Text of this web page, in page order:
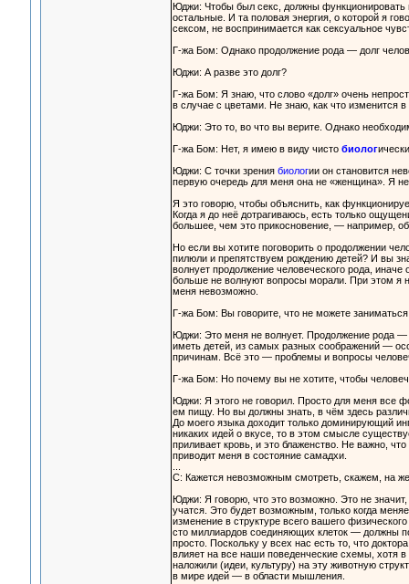
Юджи: Чтобы был секс, должны
остальные. И та половая энергия, о которой я
сексом, не воспринимается как сексуальное
Г-жа Бом: Однако продолжение рода — долг
Юджи: А разве это долг?
Г-жа Бом: Я знаю, что слово «долг» очень
в случае с цветами. Не знаю, как что изменится
Юджи: Это то, во что вы верите. Однако
Г-жа Бом: Нет, я имею в виду чисто биолог
Юджи: С точки зрения биологии он становится
первую очередь для меня она не «женщина». Я
Я это говорю, чтобы объяснить, как
Когда я до неё дотрагиваюсь, есть только
большее, чем это прикосновение, — например,
Но если вы хотите поговорить о продолжении
пилюли и препятствуем рождению детей? И вы
волнует продолжение человеческого рода,
больше не волнуют вопросы морали. При этом я
меня невозможно.
Г-жа Бом: Вы говорите, что не можете
Юджи: Это меня не волнует. Продолжение рода —
иметь детей, из самых разных соображений —
причинам. Всё это — проблемы и вопросы
Г-жа Бом: Но почему вы не хотите, чтобы
Юджи: Я этого не говорил. Просто для меня все
ем пищу. Но вы должны знать, в чём здесь
До моего языка доходит только доминирующий
никаких идей о вкусе, то в этом смысле
приливает кровь, и это блаженство. Не важно,
приводит меня в состояние самадхи.
С: Кажется невозможным смотреть, скажем, на
Юджи: Я говорю, что это возможно. Это не
учатся. Это будет возможным, только когда
изменение в структуре всего вашего
сто миллиардов соединяющих клеток — должны
просто. Поскольку у всех нас есть то, что
влияет на все наши поведенческие схемы, хотя
наложили (идеи, культуру) на эту животную
в мире идей — в области мышления.